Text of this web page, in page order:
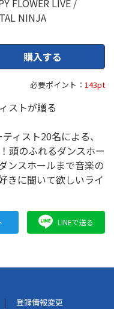
FLOWER LIVE
NINJA
購入する
必要ポイント： 143pt
ストが贈る
ィスト20名による、
頭のふれるダンスホー
ンスホールまで音楽の
きに聞いて欲しいライ
LINEで送る
登録情報変更